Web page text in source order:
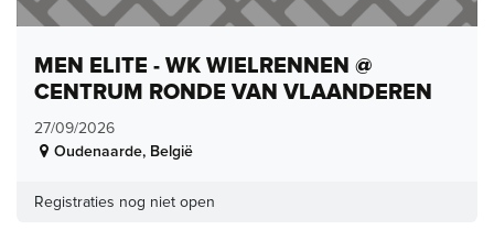
MEN ELITE - WK WIELRENNEN @
CENTRUM RONDE VAN VLAANDEREN
27/09/2026
Oudenaarde, België
Registraties nog niet open